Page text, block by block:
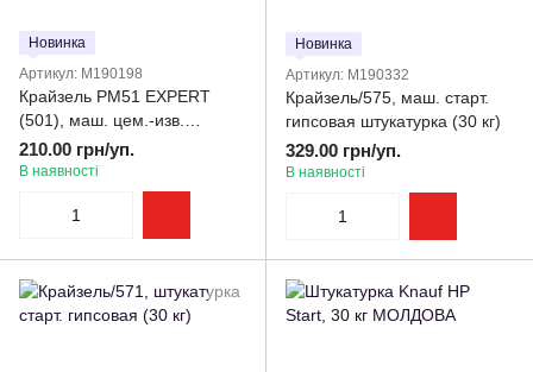
Новинка
Артикул: M190198
Крайзель РМ51 EXPERT
(501), маш. цем.-изв.
штукатурка (25 кг)
210.00 грн/уп.
В наявності
Новинка
Артикул: M190332
Крайзель/575, маш. старт.
гипсовая штукатурка (30 кг)
329.00 грн/уп.
В наявності